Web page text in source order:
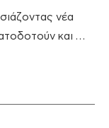
νέα
και …